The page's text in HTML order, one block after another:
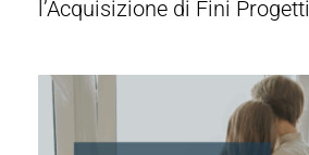
l’Acquisizione di Fini Progetti